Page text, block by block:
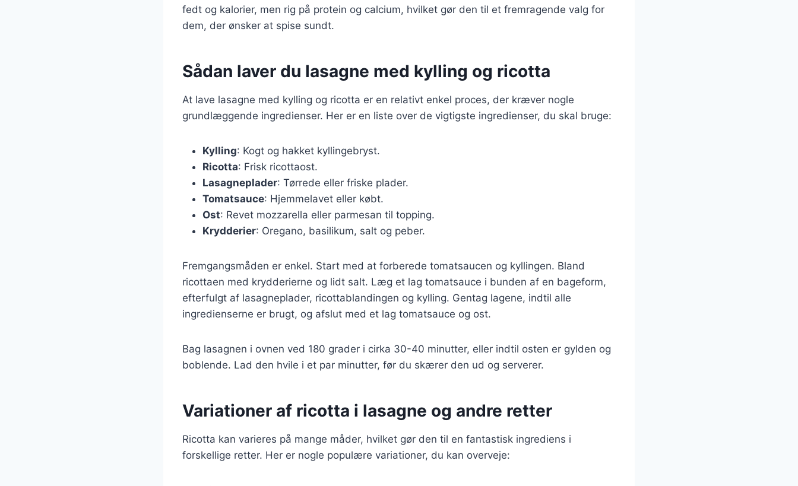
fedt og kalorier, men rig på protein og calcium, hvilket gør den til et fremragende valg for
dem, der ønsker at spise sundt.
Sådan laver du lasagne med kylling og ricotta
At lave lasagne med kylling og ricotta er en relativt enkel proces, der kræver nogle
grundlæggende ingredienser. Her er en liste over de vigtigste ingredienser, du skal bruge:
Kylling: Kogt og hakket kyllingebryst.
Ricotta: Frisk ricottaost.
Lasagneplader: Tørrede eller friske plader.
Tomatsauce: Hjemmelavet eller købt.
Ost: Revet mozzarella eller parmesan til topping.
Krydderier: Oregano, basilikum, salt og peber.
Fremgangsmåden er enkel. Start med at forberede tomatsaucen og kyllingen. Bland
ricottaen med krydderierne og lidt salt. Læg et lag tomatsauce i bunden af en bageform,
efterfulgt af lasagneplader, ricottablandingen og kylling. Gentag lagene, indtil alle
ingredienserne er brugt, og afslut med et lag tomatsauce og ost.
Bag lasagnen i ovnen ved 180 grader i cirka 30-40 minutter, eller indtil osten er gylden og
boblende. Lad den hvile i et par minutter, før du skærer den ud og serverer.
Variationer af ricotta i lasagne og andre retter
Ricotta kan varieres på mange måder, hvilket gør den til en fantastisk ingrediens i
forskellige retter. Her er nogle populære variationer, du kan overveje: